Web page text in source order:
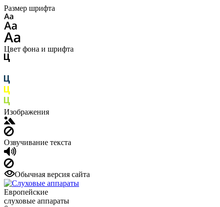
Размер шрифта
Цвет фона и шрифта
Изображения
Озвучивание текста
Обычная версия сайта
Европейские
слуховые аппараты